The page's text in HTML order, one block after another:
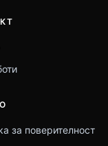
за поверителност